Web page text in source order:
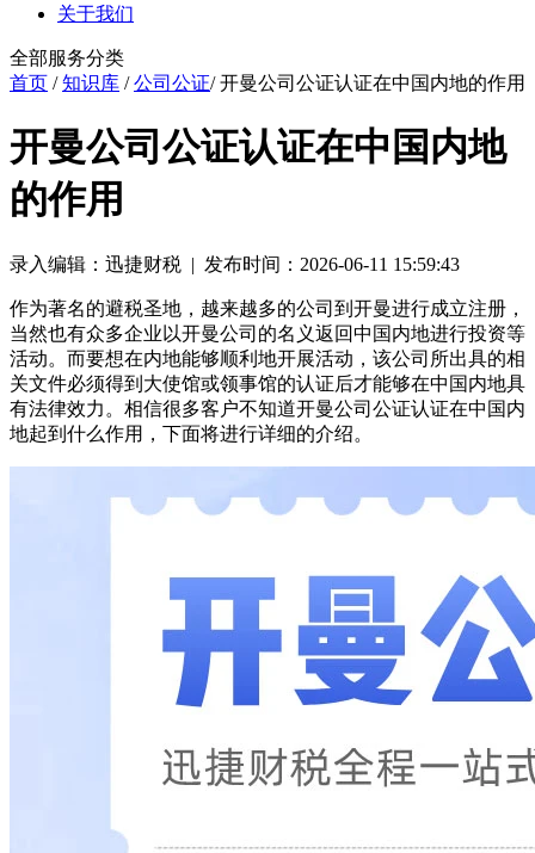
关于我们
全部服务分类
首页 /知识库 /公司公证/ 开曼公司公证认证在中国内地的作用
开曼公司公证认证在中国内地
的作用
录入编辑：迅捷财税 | 发布时间：2026-06-11 15:59:43
作为著名的避税圣地，越来越多的公司到开曼进行成立注册，
当然也有众多企业以开曼公司的名义返回中国内地进行投资等
活动。而要想在内地能够顺利地开展活动，该公司所出具的相
关文件必须得到大使馆或领事馆的认证后才能够在中国内地具
有法律效力。相信很多客户不知道开曼公司公证认证在中国内
地起到什么作用，下面将进行详细的介绍。